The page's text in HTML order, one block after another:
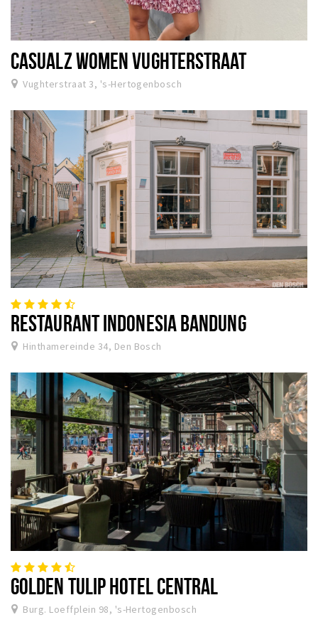
CASUALZ WOMEN VUGHTERSTRAAT
Vughterstraat 3, 's-Hertogenbosch
RESTAURANT INDONESIA BANDUNG
Hinthamereinde 34, Den Bosch
GOLDEN TULIP HOTEL CENTRAL
Burg. Loeffplein 98, 's-Hertogenbosch